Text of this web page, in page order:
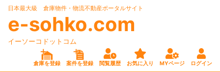
日本最大級 倉庫物件・物流不動産ポータルサイト
e-sohko.com
イーソーコドットコム
倉庫を登録 案件を登録 閲覧履歴 お気に入り MYページ ログイン